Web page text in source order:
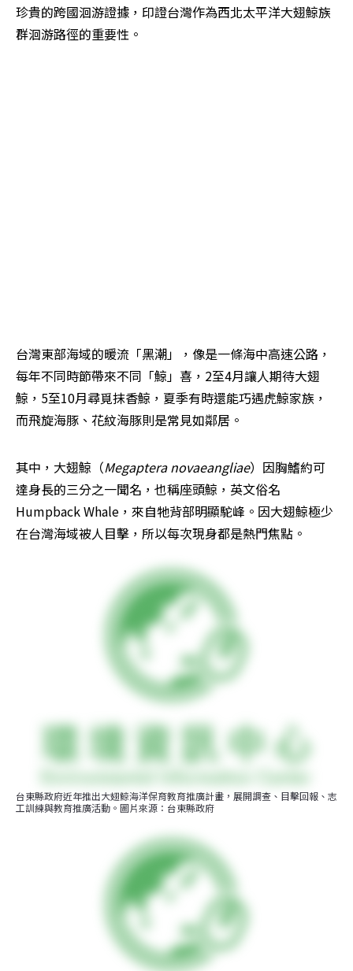
珍貴的跨國洄游證據，印證台灣作為西北太平洋大翅鯨族
群洄游路徑的重要性。
台灣東部海域的暖流「黑潮」，像是一條海中高速公路，
每年不同時節帶來不同「鯨」喜，2至4月讓人期待大翅
鯨，5至10月尋覓抹香鯨，夏季有時還能巧遇虎鯨家族，
而飛旋海豚、花紋海豚則是常見如鄰居。
其中，大翅鯨（Megaptera novaeangliae）因胸鰭約可
達身長的三分之一聞名，也稱座頭鯨，英文俗名
Humpback Whale，來自牠背部明顯駝峰。因大翅鯨極少
在台灣海域被人目擊，所以每次現身都是熱門焦點。
台東縣政府近年推出大翅鯨海洋保育教育推廣計畫，展開調查、目擊回報、志
工訓練與教育推廣活動。圖片來源：台東縣政府